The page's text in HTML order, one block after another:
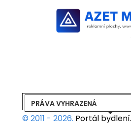
PRÁVA VYHRAZENÁ
© 2011 - 2026. Portál bydlení.